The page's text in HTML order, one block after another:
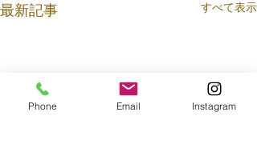
最新記事 すべて表示
Phone Email Instagram